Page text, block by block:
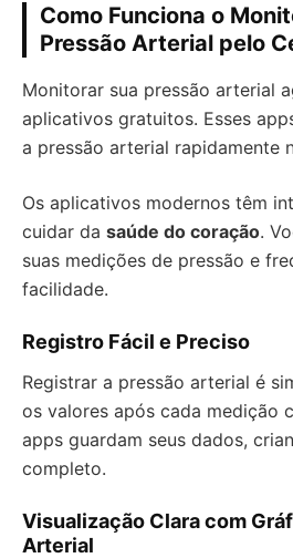
Como Funciona o
Pressão Arterial pelo
Monitorar sua pressão arterial
aplicativos gratuitos. Esses
a pressão arterial rapidamente
Os aplicativos modernos têm
cuidar da saúde do coração.
suas medições de pressão e
facilidade.
Registro Fácil e Preciso
Registrar a pressão arterial é
os valores após cada medição
apps guardam seus dados,
completo.
Visualização Clara com
Arterial